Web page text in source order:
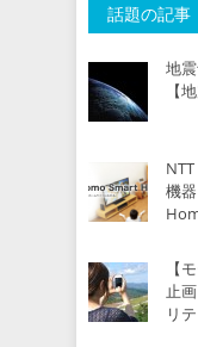
話題の記事
地
【
機
【
止
リ